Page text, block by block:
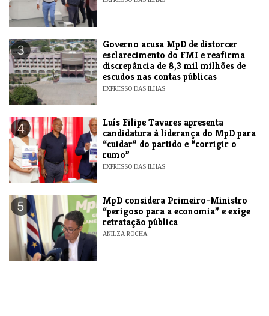
3
Governo acusa MpD de distorcer
esclarecimento do FMI e reafirma
discrepância de 8,3 mil milhões de
escudos nas contas públicas
EXPRESSO DAS ILHAS
4
Luís Filipe Tavares apresenta
candidatura à liderança do MpD para
“cuidar” do partido e “corrigir o
rumo”
EXPRESSO DAS ILHAS
5
MpD considera Primeiro-Ministro
“perigoso para a economia” e exige
retratação pública
ANILZA ROCHA